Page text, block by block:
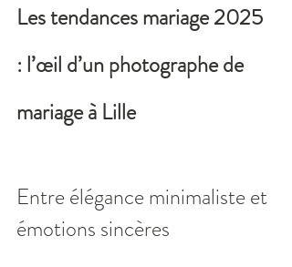
Les tendances mariage 2025
: l’œil d’un photographe de
mariage à Lille
Entre élégance minimaliste et
émotions sincères